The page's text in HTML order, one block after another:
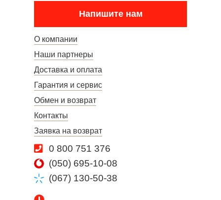
Напишите нам
О компании
Наши партнеры
Доставка и оплата
Гарантия и сервис
Обмен и возврат
Контакты
Заявка на возврат
0 800 751 376
(050) 695-10-08
(067) 130-50-38